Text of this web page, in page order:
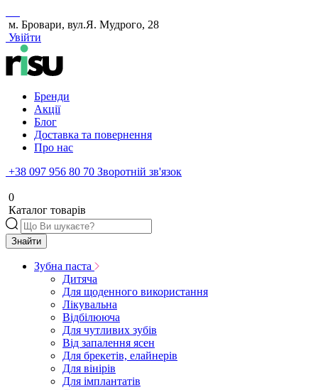
м. Бровари, вул.Я. Мудрого, 28
Увійти
Бренди
Акції
Блог
Доставка та повернення
Про нас
+38 097 956 80 70 Зворотній зв'язок
0
Каталог товарів
Знайти
Зубна паста
Дитяча
Для щоденного використання
Лікувальна
Відбілююча
Для чутливих зубів
Від запалення ясен
Для брекетів, елайнерів
Для вінірів
Для імплантатів